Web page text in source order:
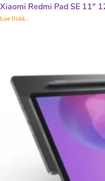
Xiaomi Redmi Pad SE 11″
Lue lisää...